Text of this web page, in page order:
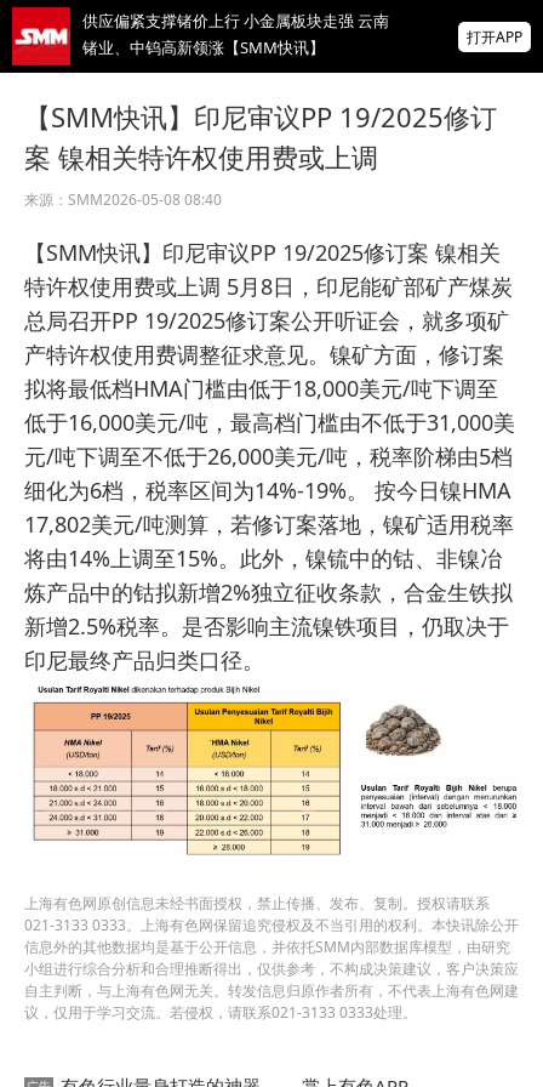
供应偏紧支撑锗价上行 小金属板块走强 云南
锗业、中钨高新领涨【SMM快讯】
超5%、闪迪跌超8%，金价升至近两月高位
IMF披露：加纳央行去年买黄金亏损19亿美
元
掌上有色
为有色行业打造的神器
打开APP
【SMM快讯】印尼审议PP 19/2025修订
案 镍相关特许权使用费或上调
来源： SMM2026-05-08 08:40
【SMM快讯】印尼审议PP 19/2025修订案 镍相关
特许权使用费或上调 5月8日，印尼能矿部矿产煤炭
总局召开PP 19/2025修订案公开听证会，就多项矿
产特许权使用费调整征求意见。镍矿方面，修订案
拟将最低档HMA门槛由低于18,000美元/吨下调至
低于16,000美元/吨，最高档门槛由不低于31,000美
元/吨下调至不低于26,000美元/吨，税率阶梯由5档
细化为6档，税率区间为14%-19%。 按今日镍HMA
17,802美元/吨测算，若修订案落地，镍矿适用税率
将由14%上调至15%。此外，镍锍中的钴、非镍冶
炼产品中的钴拟新增2%独立征收条款，合金生铁拟
新增2.5%税率。是否影响主流镍铁项目，仍取决于
印尼最终产品归类口径。
上海有色网原创信息未经书面授权，禁止传播、发布、复制。授权请联系
021-3133 0333。上海有色网保留追究侵权及不当引用的权利。本快讯除公开
信息外的其他数据均是基于公开信息，并依托SMM内部数据库模型，由研究
小组进行综合分析和合理推断得出，仅供参考，不构成决策建议，客户决策应
自主判断，与上海有色网无关。转发信息归原作者所有，不代表上海有色网建
议，仅用于学习交流。若侵权，请联系021-3133 0333处理。